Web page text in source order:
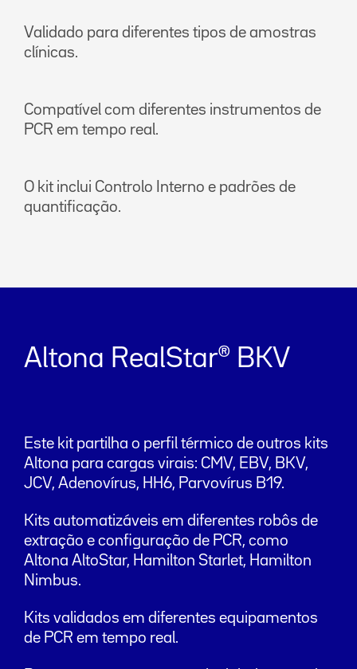
Validado para diferentes tipos de amostras
clínicas.
Compatível com diferentes instrumentos de
PCR em tempo real.
O kit inclui Controlo Interno e padrões de
quantificação.
Altona RealStar® BKV
Este kit partilha o perfil térmico de outros kits
Altona para cargas virais: CMV, EBV, BKV,
JCV, Adenovírus, HH6, Parvovírus B19.
Kits automatizáveis em diferentes robôs de
extração e configuração de PCR, como
Altona AltoStar, Hamilton Starlet, Hamilton
Nimbus.
Kits validados em diferentes equipamentos
de PCR em tempo real.